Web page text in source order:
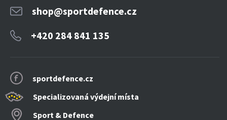
sportdefence.cz
Specializovaná výdejní místa
Sport & Defence
shop@sportdefence.cz
+420 284 841 135